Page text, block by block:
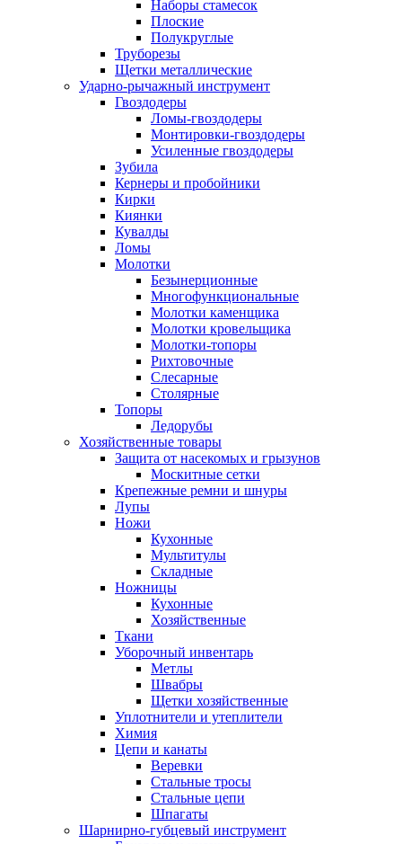
Наборы стамесок
Плоские
Полукруглые
Труборезы
Щетки металлические
Ударно-рычажный инструмент
Гвоздодеры
Ломы-гвоздодеры
Монтировки-гвоздодеры
Усиленные гвоздодеры
Зубила
Кернеры и пробойники
Кирки
Киянки
Кувалды
Ломы
Молотки
Безынерционные
Многофункциональные
Молотки каменщика
Молотки кровельщика
Молотки-топоры
Рихтовочные
Слесарные
Столярные
Топоры
Ледорубы
Хозяйственные товары
Защита от насекомых и грызунов
Москитные сетки
Крепежные ремни и шнуры
Лупы
Ножи
Кухонные
Мультитулы
Складные
Ножницы
Кухонные
Хозяйственные
Ткани
Уборочный инвентарь
Метлы
Швабры
Щетки хозяйственные
Уплотнители и утеплители
Химия
Цепи и канаты
Веревки
Стальные тросы
Стальные цепи
Шпагаты
Шарнирно-губцевый инструмент